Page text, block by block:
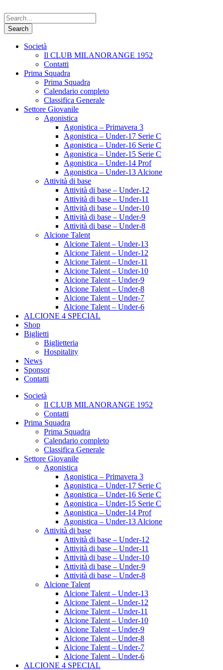
Società
Il CLUB MILANORANGE 1952
Contatti
Prima Squadra
Prima Squadra
Calendario completo
Classifica Generale
Settore Giovanile
Agonistica
Agonistica – Primavera 3
Agonistica – Under-17 Serie C
Agonistica – Under-16 Serie C
Agonistica – Under-15 Serie C
Agonistica – Under-14 Prof
Agonistica – Under-13 Alcione
Attività di base
Attività di base – Under-12
Attività di base – Under-11
Attività di base – Under-10
Attività di base – Under-9
Attività di base – Under-8
Alcione Talent
Alcione Talent – Under-13
Alcione Talent – Under-12
Alcione Talent – Under-11
Alcione Talent – Under-10
Alcione Talent – Under-9
Alcione Talent – Under-8
Alcione Talent – Under-7
Alcione Talent – Under-6
ALCIONE 4 SPECIAL
Shop
Biglietti
Biglietteria
Hospitality
News
Sponsor
Contatti
Società
Il CLUB MILANORANGE 1952
Contatti
Prima Squadra
Prima Squadra
Calendario completo
Classifica Generale
Settore Giovanile
Agonistica
Agonistica – Primavera 3
Agonistica – Under-17 Serie C
Agonistica – Under-16 Serie C
Agonistica – Under-15 Serie C
Agonistica – Under-14 Prof
Agonistica – Under-13 Alcione
Attività di base
Attività di base – Under-12
Attività di base – Under-11
Attività di base – Under-10
Attività di base – Under-9
Attività di base – Under-8
Alcione Talent
Alcione Talent – Under-13
Alcione Talent – Under-12
Alcione Talent – Under-11
Alcione Talent – Under-10
Alcione Talent – Under-9
Alcione Talent – Under-8
Alcione Talent – Under-7
Alcione Talent – Under-6
ALCIONE 4 SPECIAL